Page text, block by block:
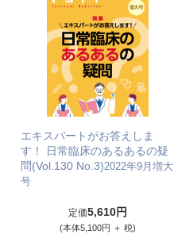
エキスパートがお答えしま
す！ 日常臨床のあるあるの疑
問(Vol.130 No.3)2022年9月増大
号
定価5,610円
(本体5,100円 ＋ 税)